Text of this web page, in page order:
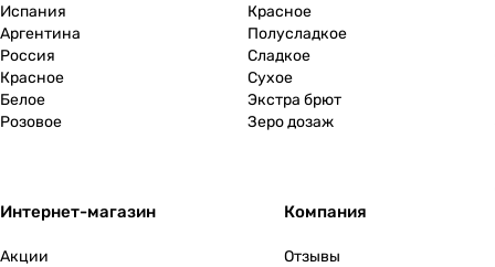
Филиппины 0
Испания
Аргентина
Россия
Красное
Белое
Розовое
Красное
Полусладкое
Сладкое
Сухое
Экстра брют
Зеро дозаж
Интернет-магазин
Акции
Компания
Отзывы